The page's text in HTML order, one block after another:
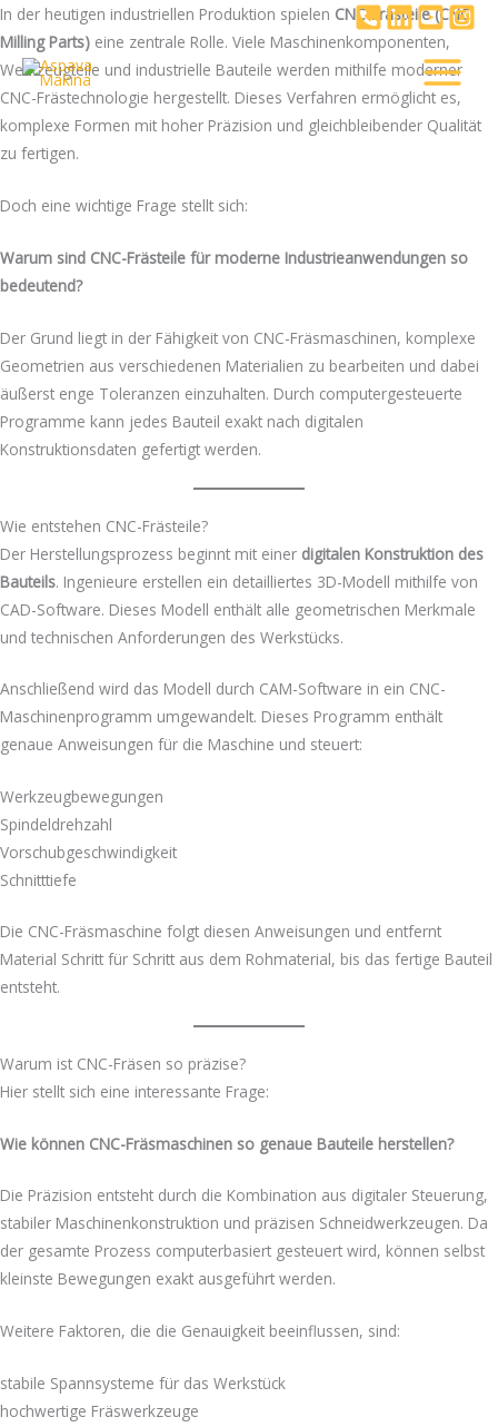
İçeriğe
atla
In der heutigen industriellen Produktion spielen CNC-Frästeile (CNC
Milling Parts) eine zentrale Rolle. Viele Maschinenkomponenten,
Werkzeugteile und industrielle Bauteile werden mithilfe moderner
CNC-Frästechnologie hergestellt. Dieses Verfahren ermöglicht es,
komplexe Formen mit hoher Präzision und gleichbleibender Qualität
zu fertigen.
Doch eine wichtige Frage stellt sich:
Warum sind CNC-Frästeile für moderne Industrieanwendungen so
bedeutend?
Der Grund liegt in der Fähigkeit von CNC-Fräsmaschinen, komplexe
Geometrien aus verschiedenen Materialien zu bearbeiten und dabei
äußerst enge Toleranzen einzuhalten. Durch computergesteuerte
Programme kann jedes Bauteil exakt nach digitalen
Konstruktionsdaten gefertigt werden.
Wie entstehen CNC-Frästeile?
Der Herstellungsprozess beginnt mit einer digitalen Konstruktion des
Bauteils. Ingenieure erstellen ein detailliertes 3D-Modell mithilfe von
CAD-Software. Dieses Modell enthält alle geometrischen Merkmale
und technischen Anforderungen des Werkstücks.
Anschließend wird das Modell durch CAM-Software in ein CNC-
Maschinenprogramm umgewandelt. Dieses Programm enthält
genaue Anweisungen für die Maschine und steuert:
Werkzeugbewegungen
Spindeldrehzahl
Vorschubgeschwindigkeit
Schnitttiefe
Die CNC-Fräsmaschine folgt diesen Anweisungen und entfernt
Material Schritt für Schritt aus dem Rohmaterial, bis das fertige Bauteil
entsteht.
Warum ist CNC-Fräsen so präzise?
Hier stellt sich eine interessante Frage:
Wie können CNC-Fräsmaschinen so genaue Bauteile herstellen?
Die Präzision entsteht durch die Kombination aus digitaler Steuerung,
stabiler Maschinenkonstruktion und präzisen Schneidwerkzeugen. Da
der gesamte Prozess computerbasiert gesteuert wird, können selbst
kleinste Bewegungen exakt ausgeführt werden.
Weitere Faktoren, die die Genauigkeit beeinflussen, sind:
stabile Spannsysteme für das Werkstück
hochwertige Fräswerkzeuge